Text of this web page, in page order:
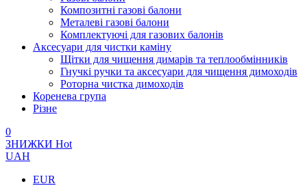
Композитні газові балони
Металеві газові балони
Комплектуючі для газових балонів
Аксесуари для чистки каміну
Щітки для чищення димарів та теплообмінників
Гнучкі ручки та аксесуари для чищення димоходів
Роторна чистка димоходів
Коренева група
Різне
0
ЗНИЖКИ Hot
UAH
EUR